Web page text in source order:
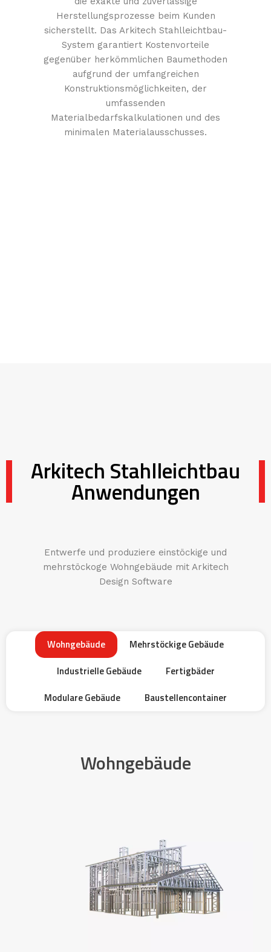
Herstellungsprozesse beim Kunden
sicherstellt. Das Arkitech Stahlleichtbau-
System garantiert Kostenvorteile
gegenüber herkömmlichen Baumethoden
aufgrund der umfangreichen
Konstruktionsmöglichkeiten, der
umfassenden
Materialbedarfskalkulationen und des
minimalen Materialausschusses.
Arkitech Stahlleichtbau
Anwendungen
Entwerfe und produziere einstöckige und
mehrstöckoge Wohngebäude mit Arkitech
Design Software
Wohngebäude
Mehrstöckige Gebäude
Industrielle Gebäude
Fertigbäder
Modulare Gebäude
Baustellencontainer
Wohngebäude